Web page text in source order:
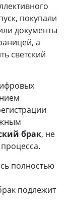
покупали
документы
а
светский
брак, не
полностью
подлежит